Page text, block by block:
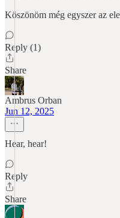
Köszönöm még egyszer az
Reply (1)
Share
Ambrus Orban
Jun 12, 2025
Hear, hear!
Reply
Share